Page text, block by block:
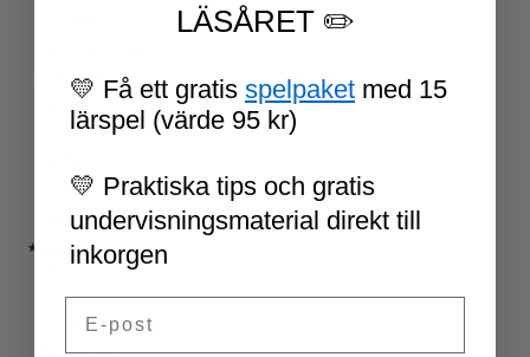
TERMINSAVSLUT
★ LÄRARVERKTYG
KLASSRUMSDEKORATION
KLASSRUMSLEDARSKAP
KLASSRUMSORGANISATION
LÄRARKALENDER
LÄSÅRET ✏️
💛 Få ett gratis spelpaket med 15
lärspel (värde 95 kr)
💛 Praktiska tips och gratis
undervisningsmaterial direkt till
inkorgen